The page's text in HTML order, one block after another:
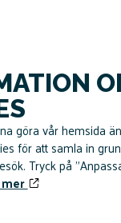
göra vår hemsida
för att samla in
Tryck på